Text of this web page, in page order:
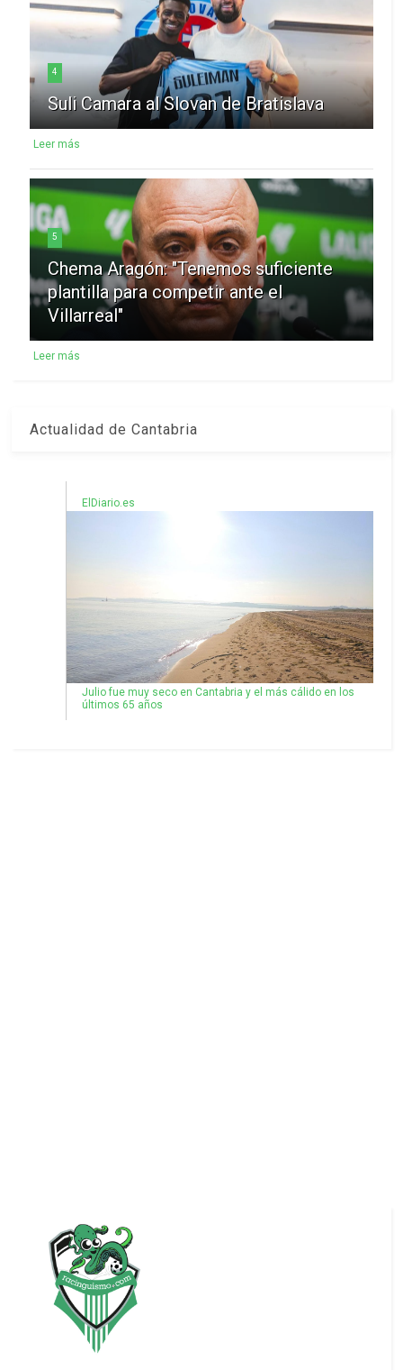
4
Suli Camara al Slovan de Bratislava
Leer más
5
Chema Aragón: "Tenemos suficiente
plantilla para competir ante el
Villarreal"
Leer más
Actualidad de Cantabria
ElDiario.es
Julio fue muy seco en Cantabria y el más cálido en los
últimos 65 años